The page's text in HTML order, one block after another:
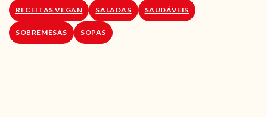
RECEITAS VEGAN SALADAS SAUDÁVEIS
SOBREMESAS SOPAS